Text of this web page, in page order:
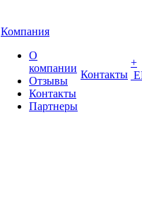
Компания
О
компании
Отзывы
Контакты
Партнеры
Контакты
+